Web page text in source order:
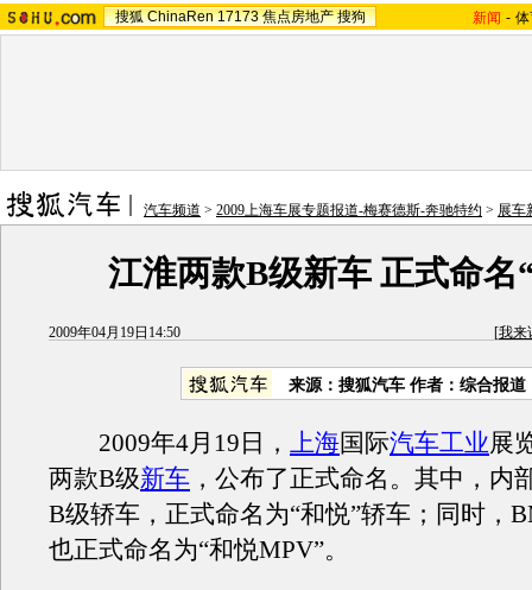
搜狐 ChinaRen 17173 焦点房地产 搜狗 新闻 -
汽车频道 > 2009上海车展专题报道-梅赛德斯-奔驰特约 > 展车
江淮两款B级新车 正式命名
2009年04月19日14:50 [我来
来源：搜狐汽车 作者：综合报道
2009年4月19日， 上海国际汽车工业展
两款B级新车 ，公布了正式命名。其中，内
B级轿车，正式命名为“和悦”轿车；同时，
也正式命名为“和悦MPV”。